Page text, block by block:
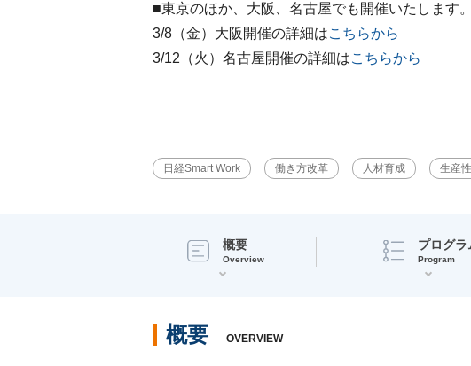
■東京のほか、大阪、名古屋でも開催いたします。
3/8（金）大阪開催の詳細はこちらから
3/12（火）名古屋開催の詳細はこちらから
日経Smart Work 働き方改革 人材育成 生産
概要
Overview
プログラ
Program
概要 OVERVIEW